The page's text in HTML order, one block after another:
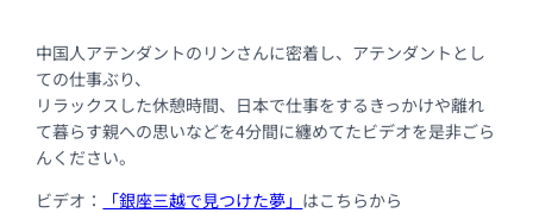
中国人アテンダントのリンさんに密着し、アテンダントとし
ての仕事ぶり、
リラックスした休憩時間、日本で仕事をするきっかけや離れ
て暮らす親への思いなどを4分間に纏めてたビデオを是非ごら
んください。
ビデオ：
「銀座三越で見つけた夢」 はこちらから